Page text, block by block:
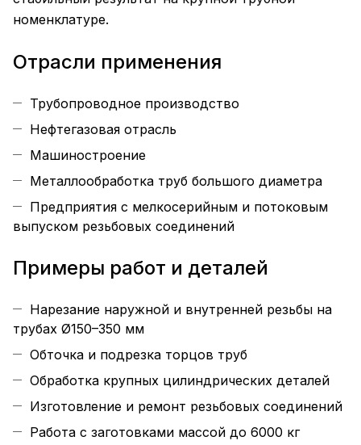
номенклатуре.
Отрасли применения
Трубопроводное производство
Нефтегазовая отрасль
Машиностроение
Металлообработка труб большого диаметра
Предприятия с мелкосерийным и потоковым
выпуском резьбовых соединений
Примеры работ и деталей
Нарезание наружной и внутренней резьбы на
трубах Ø150–350 мм
Обточка и подрезка торцов труб
Обработка крупных цилиндрических деталей
Изготовление и ремонт резьбовых соединений
Работа с заготовками массой до 6000 кг